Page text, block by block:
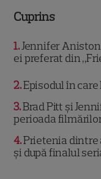
Cuprins
1 Jennifer
ei preferat din
2 Episodul în care
3 Brad Pitt și
perioada
4 Prietenia dintre
și după finalul